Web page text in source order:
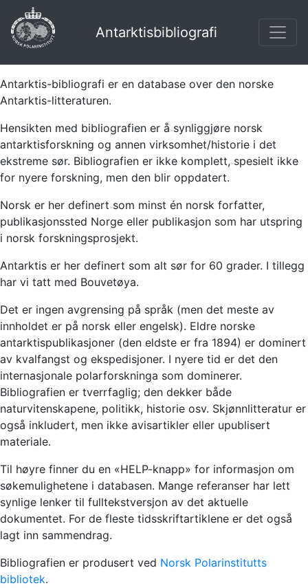
Antarktisbibliografi
Antarktis-bibliografi er en database over den norske
Antarktis-litteraturen.
Hensikten med bibliografien er å synliggjøre norsk
antarktisforskning og annen virksomhet/historie i det
ekstreme sør. Bibliografien er ikke komplett, spesielt ikke
for nyere forskning, men den blir oppdatert.
Norsk er her definert som minst én norsk forfatter,
publikasjonssted Norge eller publikasjon som har utspring
i norsk forskningsprosjekt.
Antarktis er her definert som alt sør for 60 grader. I tillegg
har vi tatt med Bouvetøya.
Det er ingen avgrensing på språk (men det meste av
innholdet er på norsk eller engelsk). Eldre norske
antarktispublikasjoner (den eldste er fra 1894) er dominert
av kvalfangst og ekspedisjoner. I nyere tid er det den
internasjonale polarforskninga som dominerer.
Bibliografien er tverrfaglig; den dekker både
naturvitenskapene, politikk, historie osv. Skjønnlitteratur er
også inkludert, men ikke avisartikler eller upublisert
materiale.
Til høyre finner du en «HELP-knapp» for informasjon om
søkemulighetene i databasen. Mange referanser har lett
synlige lenker til fulltekstversjon av det aktuelle
dokumentet. For de fleste tidsskriftartiklene er det også
lagt inn sammendrag.
Bibliografien er produsert ved Norsk Polarinstitutts
bibliotek.